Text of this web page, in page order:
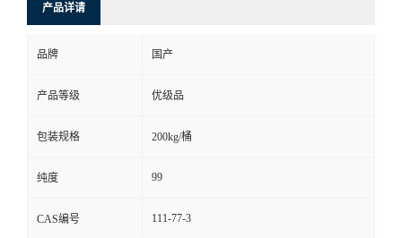
产品详请
品牌 国产
产品等级 优级品
包装规格 200kg/桶
纯度 99
CAS编号 111-77-3